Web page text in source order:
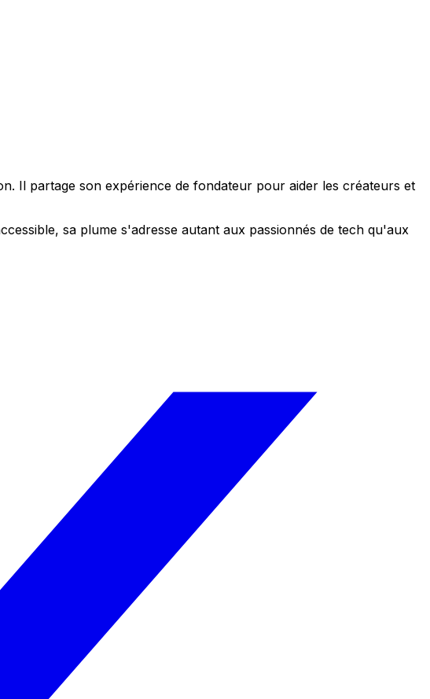
Il partage son expérience de fondateur pour aider les créateurs et
sa plume s'adresse autant aux passionnés de tech qu'aux